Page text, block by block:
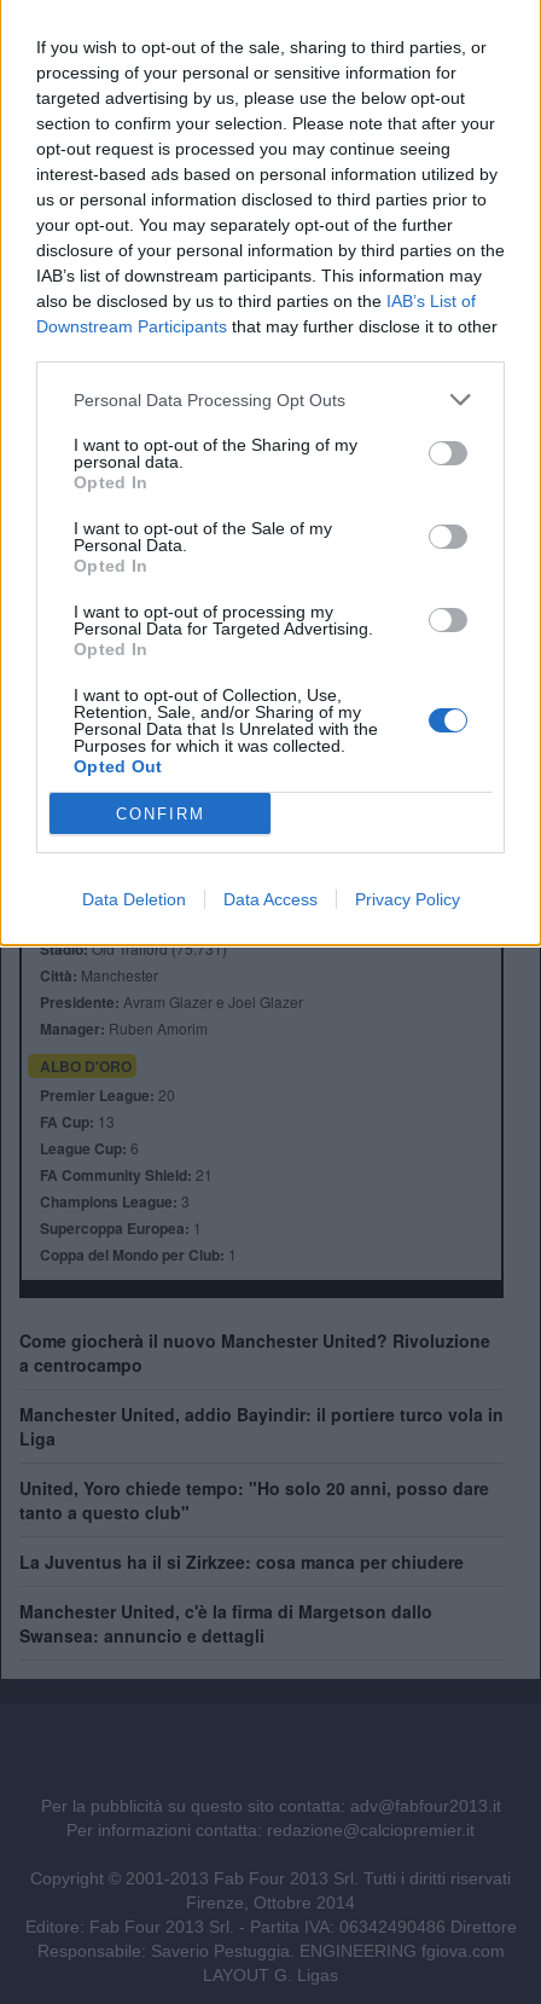
If you wish to opt-out of the sale, sharing to third parties, or
processing of your personal or sensitive information for
targeted advertising by us, please use the below opt-out
section to confirm your selection. Please note that after your
opt-out request is processed you may continue seeing
interest-based ads based on personal information utilized by
us or personal information disclosed to third parties prior to
your opt-out. You may separately opt-out of the further
disclosure of your personal information by third parties on the
IAB’s list of downstream participants. This information may
also be disclosed by us to third parties on the IAB’s List of
Downstream Participants that may further disclose it to other
Personal Data Processing Opt Outs
I want to opt-out of the Sharing of my
personal data.
Opted In
I want to opt-out of the Sale of my
Personal Data.
Opted In
I want to opt-out of processing my
Personal Data for Targeted Advertising.
Opted In
I want to opt-out of Collection, Use,
Retention, Sale, and/or Sharing of my
Personal Data that Is Unrelated with the
Purposes for which it was collected.
Opted Out
CONFIRM
Data Deletion Data Access Privacy Policy
proposte di primissimo piano, inclusa quella dei
connazionali delBenfica. Tramontata definitivamente,
invece, l’ipotesi Glasner, con cui i contatti si erano interrotti
già dopo un summit a Monaco.
Il riscatto dopo l’ombra della Premier
League
Per Ruben Amorim l’avventura all’ombra della Madonnina
rappresenta l’occasione perfetta per riscattare una
parentesi non fortunata in Inghilterra. Alla guida del
Manchester United, il manager portoghese ha faticato a
trovare la quadra in un ambiente storicamente complesso,
chiudendo l’esperienza con un bilancio di 25 vittorie, 15
pareggi e ben 23 sconfitte.
Nonostante l’ampio turnover (37 calciatori impiegati) e due
sessioni di mercato particolarmente dispendiose, lo United
non è mai riuscito a svoltare, vedendo sfumare anche il
traguardo più importante della stagione con la sconfitta
nella finale diEuropa Leagueper mano del Tottenham.
Ora, la calda piazza di San Siro attende lo stratega
Stadio:Old Trafford (75.731)
Città: Manchester
Presidente: Avram Glazer e Joel Glazer
Manager: Ruben Amorim
ALBO D'ORO
Premier League: 20
FA Cup: 13
League Cup: 6
FA Community Shield: 21
Champions League: 3
Supercoppa Europea: 1
Coppa del Mondo per Club: 1
Come giocherà il nuovo Manchester United? Rivoluzione
a centrocampo
Manchester United, addio Bayindir: il portiere turco vola in
Liga
United, Yoro chiede tempo: "Ho solo 20 anni, posso dare
tanto a questo club"
La Juventus ha il si Zirkzee: cosa manca per chiudere
Manchester United, c'è la firma di Margetson dallo
Swansea: annuncio e dettagli
Per la pubblicità su questo sito contatta: adv@fabfour2013.it
Per informazioni contatta: redazione@calciopremier.it
Copyright © 2001-2013 Fab Four 2013 Srl. Tutti i diritti riservati
Firenze, Ottobre 2014
Editore: Fab Four 2013 Srl. - Partita IVA: 06342490486 Direttore
Responsabile: Saverio Pestuggia. ENGINEERING fgiova.com
LAYOUT G. Ligas